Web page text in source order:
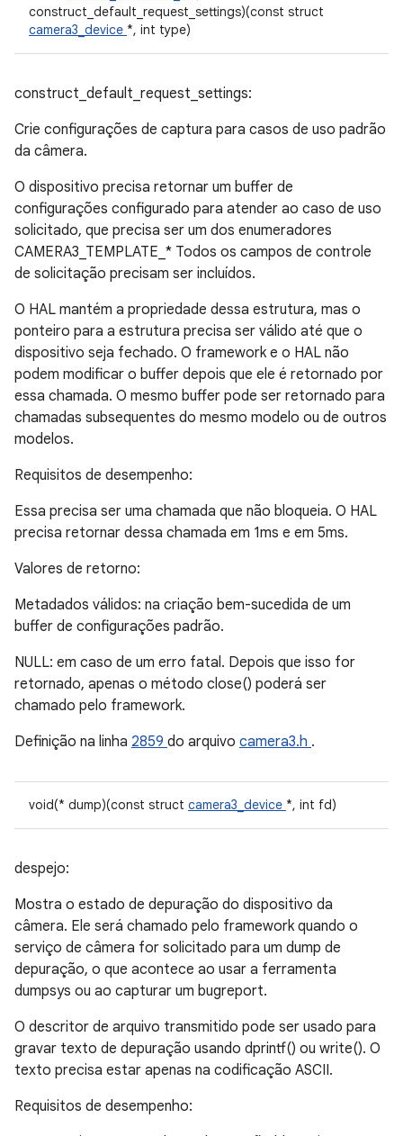
construct_default_request_settings)(const struct
camera3_device *, int type)
construct_default_request_settings:
Crie configurações de captura para casos de uso padrão
da câmera.
O dispositivo precisa retornar um buffer de
configurações configurado para atender ao caso de uso
solicitado, que precisa ser um dos enumeradores
CAMERA3_TEMPLATE_* Todos os campos de controle
de solicitação precisam ser incluídos.
O HAL mantém a propriedade dessa estrutura, mas o
ponteiro para a estrutura precisa ser válido até que o
dispositivo seja fechado. O framework e o HAL não
podem modificar o buffer depois que ele é retornado por
essa chamada. O mesmo buffer pode ser retornado para
chamadas subsequentes do mesmo modelo ou de outros
modelos.
Requisitos de desempenho:
Essa precisa ser uma chamada que não bloqueia. O HAL
precisa retornar dessa chamada em 1ms e em 5ms.
Valores de retorno:
Metadados válidos: na criação bem-sucedida de um
buffer de configurações padrão.
NULL: em caso de um erro fatal. Depois que isso for
retornado, apenas o método close() poderá ser
chamado pelo framework.
Definição na linha 2859 do arquivo camera3.h .
void(* dump)(const struct camera3_device *, int fd)
despejo:
Mostra o estado de depuração do dispositivo da
câmera. Ele será chamado pelo framework quando o
serviço de câmera for solicitado para um dump de
depuração, o que acontece ao usar a ferramenta
dumpsys ou ao capturar um bugreport.
O descritor de arquivo transmitido pode ser usado para
gravar texto de depuração usando dprintf() ou write(). O
texto precisa estar apenas na codificação ASCII.
Requisitos de desempenho: